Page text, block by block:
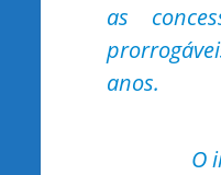
as
anos.
O